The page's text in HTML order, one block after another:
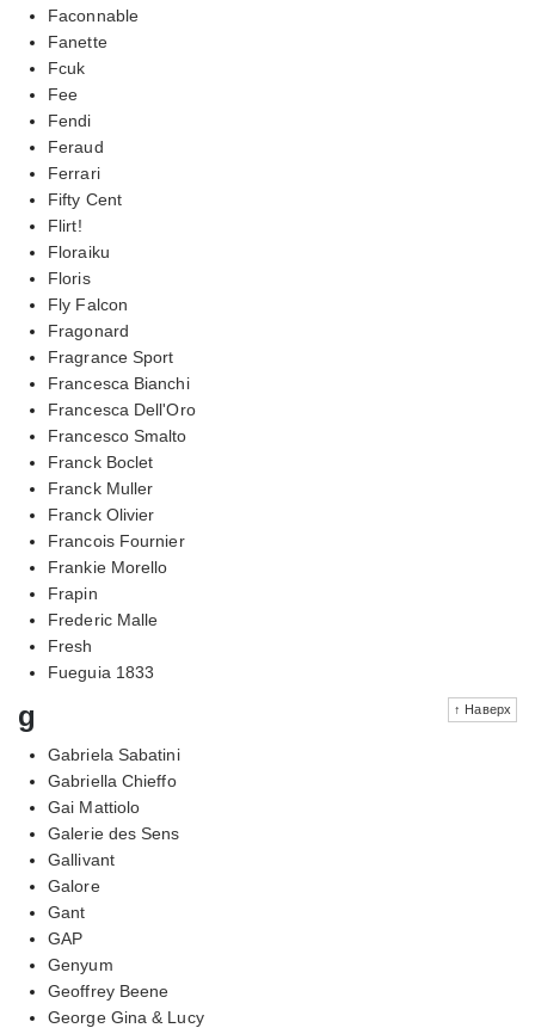
Faconnable
Fanette
Fcuk
Fee
Fendi
Feraud
Ferrari
Fifty Cent
Flirt!
Floraiku
Floris
Fly Falcon
Fragonard
Fragrance Sport
Francesca Bianchi
Francesca Dell'Oro
Francesco Smalto
Franck Boclet
Franck Muller
Franck Olivier
Francois Fournier
Frankie Morello
Frapin
Frederic Malle
Fresh
Fueguia 1833
↑ Наверх
g
Gabriela Sabatini
Gabriella Chieffo
Gai Mattiolo
Galerie des Sens
Gallivant
Galore
Gant
GAP
Genyum
Geoffrey Beene
George Gina & Lucy